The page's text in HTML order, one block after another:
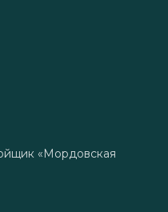
«Мордовская